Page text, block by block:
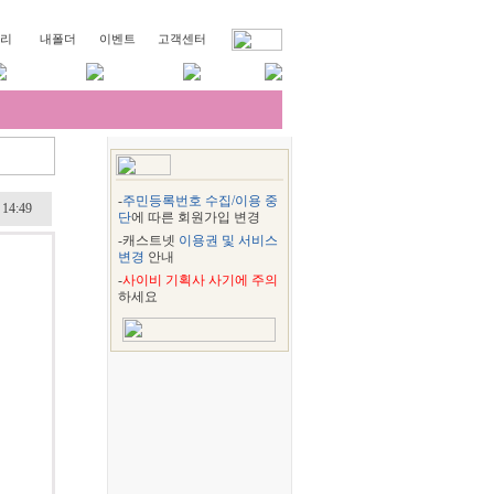
내폴더 이벤트 고객센터
-주민등록번호 수집/이용 중
단에 따른 회원가입 변경
-캐스트넷 이용권 및 서비스
변경 안내
-사이비 기획사 사기에 주의
하세요